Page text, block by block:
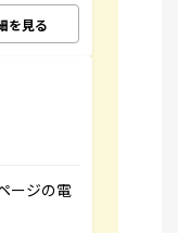
を見る
ージの電